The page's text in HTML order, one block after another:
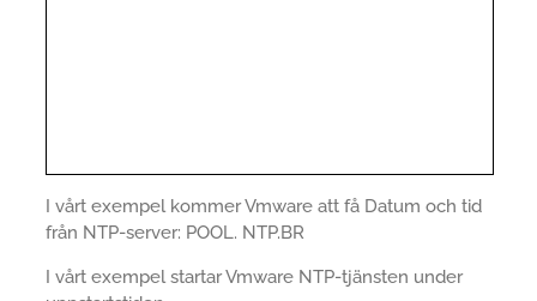
I vårt exempel kommer Vmware att få Datum och tid
från NTP-server: POOL. NTP.BR
I vårt exempel startar Vmware NTP-tjänsten under